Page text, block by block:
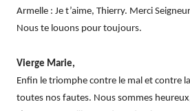
Armelle : Je t’aime, Thierry. Merci
Nous te louons pour toujours.
Vierge Marie,
Enfin le triomphe contre le mal et contre
toutes nos fautes. Nous sommes